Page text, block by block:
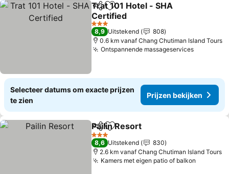
DelenToevoegen aan favorieten
Trat 101 Hotel - SHA
Certified
Prijzen bekijken
3 Sterren
8,9 Uitstekend
808
0.6 km vanaf Chang Chutiman Island Tours
Ontspannende massageservicesPrijzen
Selecteer datums om exacte prijzen
te zien
Prijzen bekijken
DelenToevoegen aan favorieten
Pailin Resort
3 Sterren
8,6 Uitstekend
830
2.6 km vanaf Chang Chutiman Island Tours
Kamers met eigen patio of balkon